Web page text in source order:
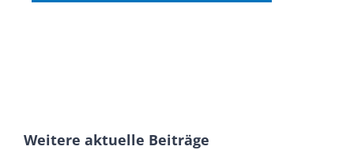
Weitere aktuelle Beiträge